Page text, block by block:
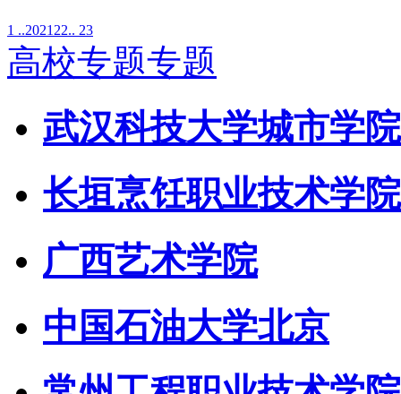
1 ..2021 22.. 23
高校专题专题
武汉科技大学城市学院
长垣烹饪职业技术学院
广西艺术学院
中国石油大学北京